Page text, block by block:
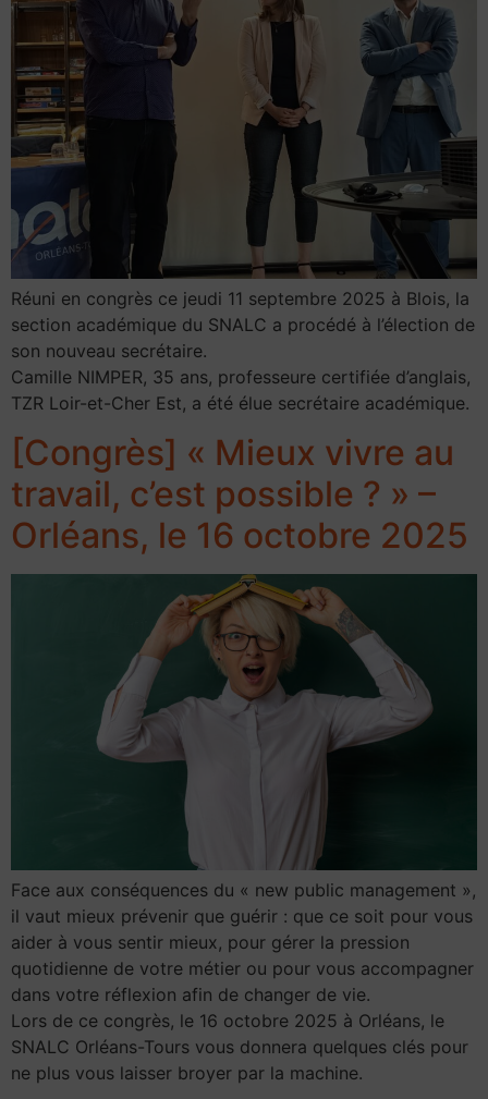
Réuni en congrès ce jeudi 11 septembre 2025 à Blois, la
section académique du SNALC a procédé à l’élection de
son nouveau secrétaire.
Camille NIMPER, 35 ans, professeure certifiée d’anglais,
TZR Loir-et-Cher Est, a été élue secrétaire académique.
[Congrès] « Mieux vivre au
travail, c’est possible ? » –
Orléans, le 16 octobre 2025
Face aux conséquences du « new public management »,
il vaut mieux prévenir que guérir : que ce soit pour vous
aider à vous sentir mieux, pour gérer la pression
quotidienne de votre métier ou pour vous accompagner
dans votre réflexion afin de changer de vie.
Lors de ce congrès, le 16 octobre 2025 à Orléans, le
SNALC Orléans-Tours vous donnera quelques clés pour
ne plus vous laisser broyer par la machine.